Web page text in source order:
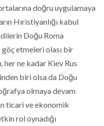
doğru uygulamaya
Hıristiyanlığı kabul
Doğu Roma
göç etmeleri olası bir
her ne kadar Kiev Rus
biri olsa da Doğu
olmaya devam
ticari ve ekonomik
rol oynadığı